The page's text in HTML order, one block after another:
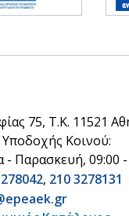
75, Τ.Κ. 11521
Κοινού:
- Παρασκευή, 09:00 -
, 210 3278131